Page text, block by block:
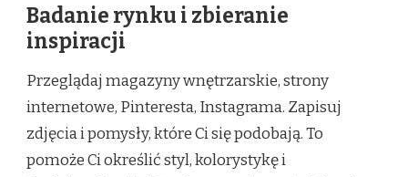
Badanie rynku i zbieranie
inspiracji
Przeglądaj magazyny wnętrzarskie, strony
internetowe, Pinteresta, Instagrama. Zapisuj
zdjęcia i pomysły, które Ci się podobają. To
pomoże Ci określić styl, kolorystykę i